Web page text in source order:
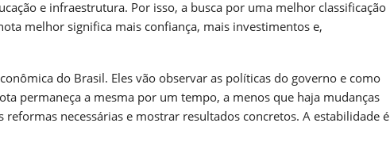
e infraestrutura. Por isso, a busca por uma melhor classificação
melhor significa mais confiança, mais investimentos e,
do Brasil. Eles vão observar as políticas do governo e como
permaneça a mesma por um tempo, a menos que haja mudanças
necessárias e mostrar resultados concretos. A estabilidade é